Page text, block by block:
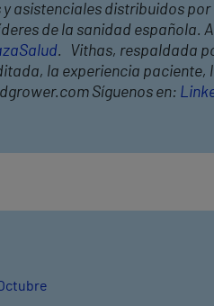
asistenciales distribuidos por
de la sanidad española.
. Vithas, respaldada
la experiencia paciente,
Síguenos en: